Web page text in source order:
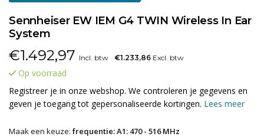
Sennheiser EW IEM G4 TWIN Wireless In Ear
System
€1.492,97 Incl. btw €1.233,86 Excl. btw
Op voorraad
Registreer je in onze webshop. We controleren je gegevens en
geven je toegang tot gepersonaliseerde kortingen. Lees meer
Maak een keuze: frequentie: A1: 470 - 516 MHz